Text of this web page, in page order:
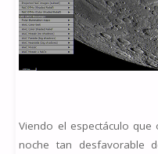
Viendo el espectáculo
noche tan desfavorable